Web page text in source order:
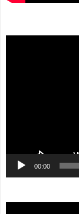
00:00